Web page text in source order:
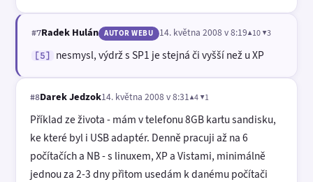
#7Radek Hulán AUTOR WEBU 14. května 2008 v 8:19▲10 ▼3
[5] nesmysl, výdrž s SP1 je stejná či vyšší než u XP
#8Darek Jedzok14. května 2008 v 8:31▲4 ▼1
Příklad ze života - mám v telefonu 8GB kartu sandisku,
ke které byl i USB adaptér. Denně pracuji až na 6
počítačích a NB - s linuxem, XP a Vistami, minimálně
jednou za 2-3 dny přitom usedám k danému počítači